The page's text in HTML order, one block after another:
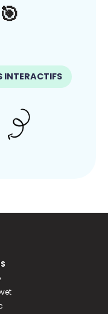
🎯
INTERACTIFS